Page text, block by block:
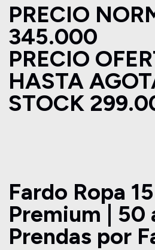
PRECIO
345.000
PRECIO
HASTA
STOCK
Fardo Ropa
Premium | 50
Prendas por